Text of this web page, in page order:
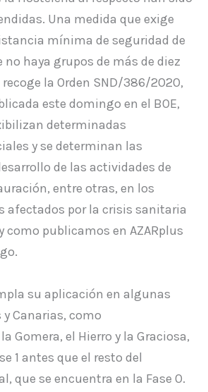
Una medida que exige
mínima de seguridad de
no haya grupos de más de diez
la Orden SND/386/2020,
este domingo en el BOE,
determinadas
y se determinan las
de las actividades de
entre otras, en los
afectados por la crisis sanitaria
como publicamos en AZARplus
su aplicación en algunas
Canarias, como
Gomera, el Hierro y la Graciosa,
1 antes que el resto del
que se encuentra en la Fase 0.